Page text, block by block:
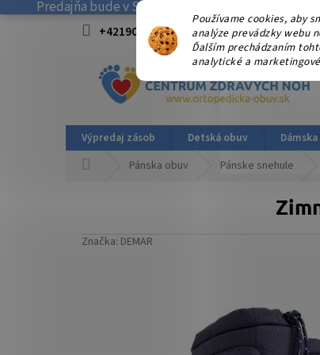
Používame cookies, aby
analýze prevádzky webu
Ďalším prechádzaním
analytické a
Predajňa bude v SOBOTU 08.08.2026
+421908915827 od 15:00-17:00 hod.
Výpredaj zásob Detská obuv
Pánska obuv Pánske snehule
Značka: DEMAR